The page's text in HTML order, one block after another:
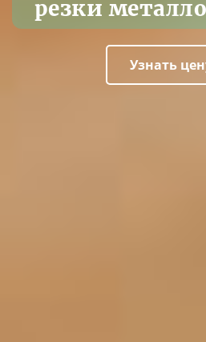
резки
Узнать